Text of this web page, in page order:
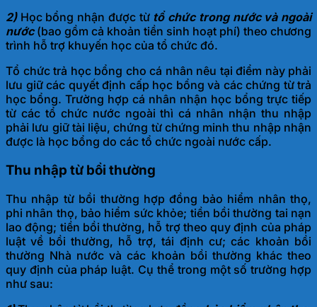
2)Học bổng nhận được từ tổ chức trong nước và ngoài
nước(bao gồm cả khoản tiền sinh hoạt phí) theo chương
trình hỗ trợ khuyến học của tổ chức đó.
Tổ chức trả học bổng cho cá nhân nêu tại điểm này phải
lưu giữ các quyết định cấp học bổng và các chứng từ trả
học bổng. Trường hợp cá nhân nhận học bổng trực tiếp
từ các tổ chức nước ngoài thì cá nhân nhận thu nhập
phải lưu giữ tài liệu, chứng từ chứng minh thu nhập nhận
được là học bổng do các tổ chức ngoài nước cấp.
Thu nhập từ bồi thường
Thu nhập từ bồi thường hợp đồng bảo hiểm nhân thọ,
phi nhân thọ, bảo hiểm sức khỏe; tiền bồi thường tai nạn
lao động; tiền bồi thường, hỗ trợ theo quy định của pháp
luật về bồi thường, hỗ trợ, tái định cư; các khoản bồi
thường Nhà nước và các khoản bồi thường khác theo
quy định của pháp luật. Cụ thể trong một số trường hợp
như sau: